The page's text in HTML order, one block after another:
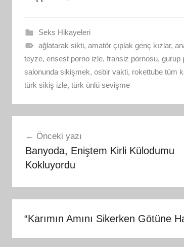
Seks Hikayeleri
ağlatarak sikti, amatör çıplak genç kızlar,
teyze, ensest porno izle, fransiz pornosu, gurup
salonunda sikişmek, osbir vakti, rokettube tüm
türk sikiş izle, türk ünlü sevişme
gezinmesi
Önceki yazı
Banyoda, Eniştem Kirli Külodumu
Kokluyordu
“Karımın Amını Sikerken Götüne